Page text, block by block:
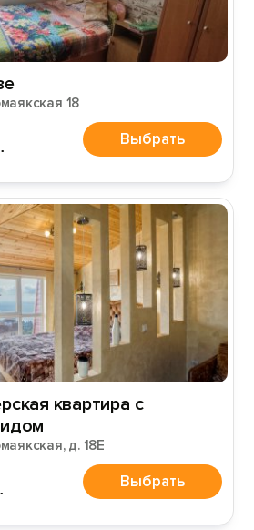
18
Выбрать
квартира с
д. 18Е
Выбрать